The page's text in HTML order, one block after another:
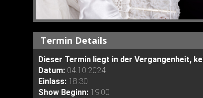
Termin Details
Dieser Termin liegt in der Vergangenheit,
Datum: 04.10.2024
Einlass: 18:30
Show Beginn: 19:00